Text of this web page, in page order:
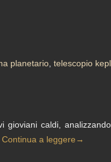
planetario telescopio
gioviani caldi,
Continua a leggere →